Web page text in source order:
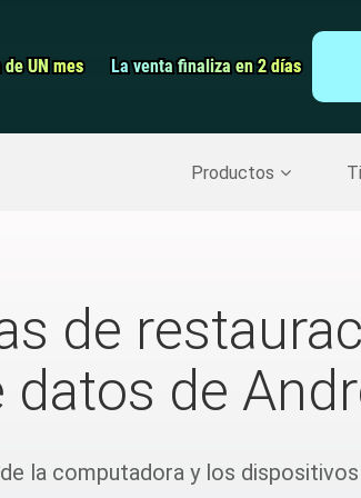
UN mes
UN mes La venta finaliza en 2 días
La venta finaliza en 2 días
Productos
Grabador de pantalla
Copia de seguridad del iPhone >>
de
de
la computadora y los